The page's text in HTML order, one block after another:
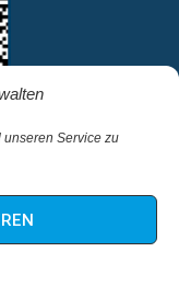
unseren Service zu
Startseite
Kontakt
Datenschutz